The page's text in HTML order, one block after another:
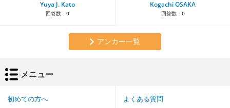
Yuya J. Kato
回答数： 0
Kogachi OSAKA
回答数： 0
アンカー一覧
メニュー
初めての方へ よくある質問